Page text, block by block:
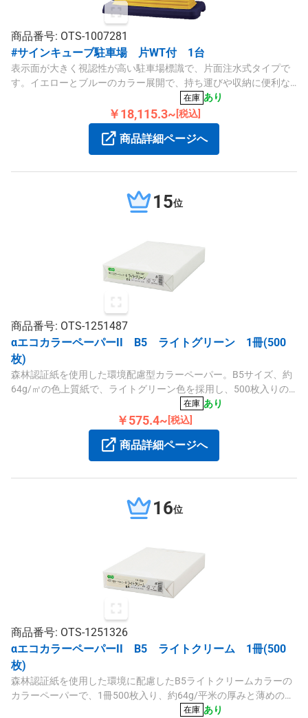
商品番号: OTS-1007281
#サインキューブ駐車場 片WT付 1台
表示面が大きく視認性が高い駐車場標識で、片面注水式タイプで
す。イエローとブルーのカラー展開で、持ち運びや収納に便利な
在庫 あり
￥18,115.3~ [税込]
商品詳細ページへ
15位
商品番号: OTS-1251487
αエコカラーペーパーII B5 ライトグリーン 1冊(500
枚)
森林認証紙を使用した環境配慮型カラーペーパー。B5サイズ、約
64g/㎡の色上質紙で、ライトグリーン色を採用し、500枚入りの1
在庫 あり
￥575.4~ [税込]
商品詳細ページへ
16位
商品番号: OTS-1251326
αエコカラーペーパーII B5 ライトクリーム 1冊(500
枚)
森林認証紙を使用した環境に配慮したB5ライトクリームカラーの
カラーペーパーで、1冊500枚入り、約64g/平米の厚みと薄めの紙
在庫 あり